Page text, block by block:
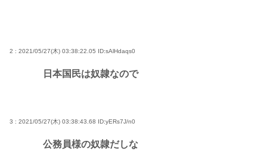
2 : 2021/05/27(木) 03:38:22.05 ID:sAlHdaqs0
日本国民は奴隷なので
3 : 2021/05/27(木) 03:38:43.68 ID:yERs7J/n0
公務員様の奴隷だしな